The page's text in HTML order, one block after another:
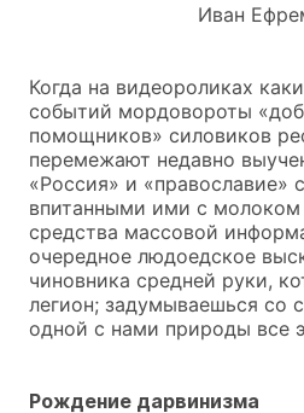
Иван
Когда на видеороликах
событий мордовороты
помощников» силовиков
перемежают недавно
«Россия» и «православие»
впитанными ими с молоком
средства массовой
очередное людоедское
чиновника средней руки,
легион; задумываешься со
одной с нами природы все
Рождение дарвинизма